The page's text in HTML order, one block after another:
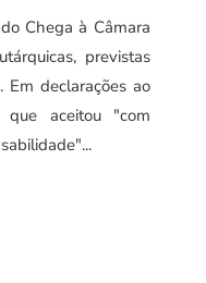
Chega à Câmara
previstas
Em declarações ao
aceitou "com